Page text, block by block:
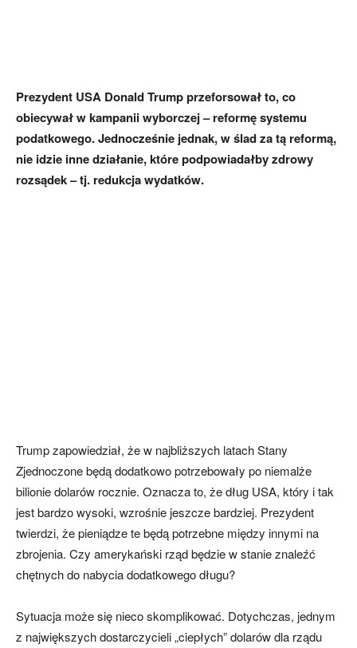
Prezydent USA Donald Trump przeforsował to, co
obiecywał w kampanii wyborczej – reformę systemu
podatkowego. Jednocześnie jednak, w ślad za tą reformą,
nie idzie inne działanie, które podpowiadałby zdrowy
rozsądek – tj. redukcja wydatków.
Trump zapowiedział, że w najbliższych latach Stany
Zjednoczone będą dodatkowo potrzebowały po niemalże
bilionie dolarów rocznie. Oznacza to, że dług USA, który i tak
jest bardzo wysoki, wzrośnie jeszcze bardziej. Prezydent
twierdzi, że pieniądze te będą potrzebne między innymi na
zbrojenia. Czy amerykański rząd będzie w stanie znaleźć
chętnych do nabycia dodatkowego długu?
Sytuacja może się nieco skomplikować. Dotychczas, jednym
z największych dostarczycieli „ciepłych” dolarów dla rządu